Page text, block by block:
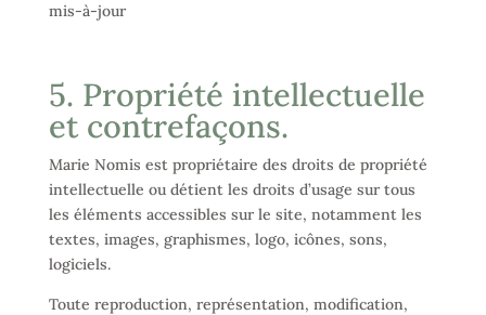
mis-à-jour
5. Propriété intellectuelle
et contrefaçons.
Marie Nomis est propriétaire des droits de propriété
intellectuelle ou détient les droits d’usage sur tous
les éléments accessibles sur le site, notamment les
textes, images, graphismes, logo, icônes, sons,
logiciels.
Toute reproduction, représentation, modification,